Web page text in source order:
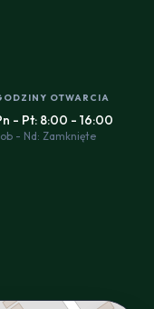
OTWARCIA
- Pt: 8:00 - 16:00
- Nd: Zamknięte